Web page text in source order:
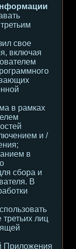
свое
включая
в рамках
и /
в
сбора и
В
лиц
Приложения